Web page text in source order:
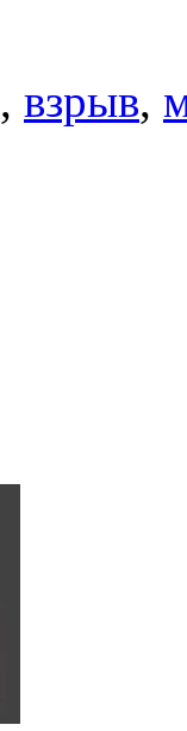
, взрыв,